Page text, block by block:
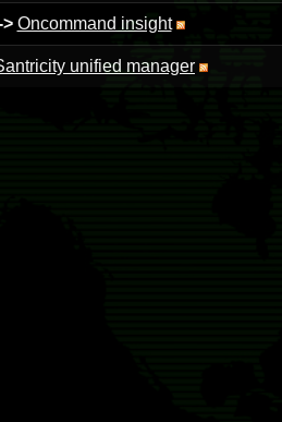
> Oncommand insight
unified manager